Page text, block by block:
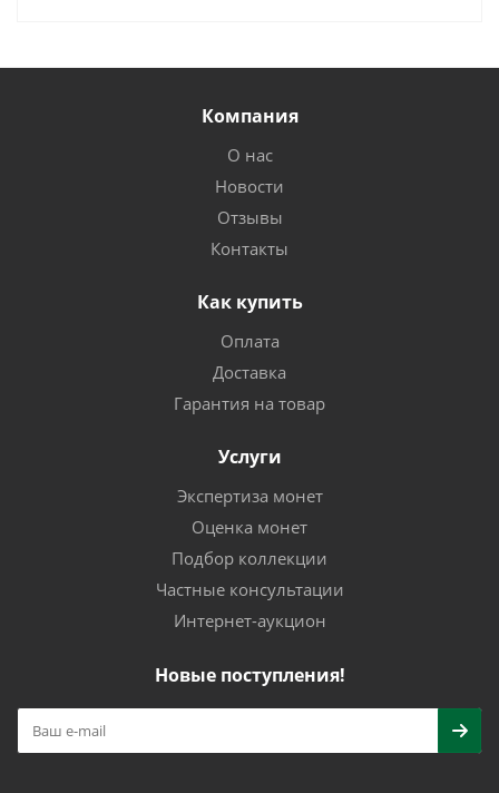
Компания
О нас
Новости
Отзывы
Контакты
Как купить
Оплата
Доставка
Гарантия на товар
Услуги
Экспертиза монет
Оценка монет
Подбор коллекции
Частные консультации
Интернет-аукцион
Новые поступления!